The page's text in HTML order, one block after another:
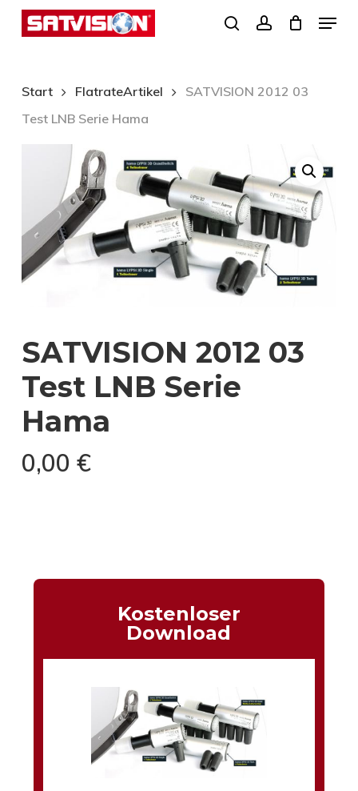
Skip
content
search
Menu
Start FlatrateArtikel
SATVISION 2012 03
Test LNB Serie Hama
SATVISION 2012 03
Test LNB Serie
Hama
0,00 €
Kostenloser
Download